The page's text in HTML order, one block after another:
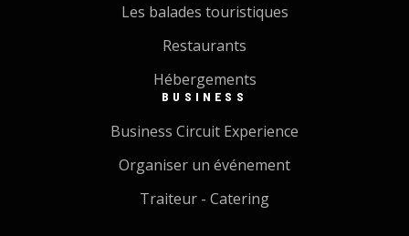
Les balades touristiques
Restaurants
Hébergements
BUSINESS
Business Circuit Experience
Organiser un événement
Traiteur - Catering